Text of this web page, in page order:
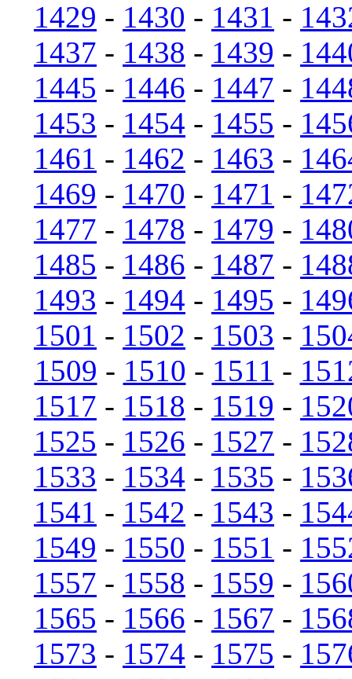
1429 - 1430 - 1431 -
1437 - 1438 - 1439 -
1445 - 1446 - 1447 -
1453 - 1454 - 1455 -
1461 - 1462 - 1463 -
1469 - 1470 - 1471 -
1477 - 1478 - 1479 -
1485 - 1486 - 1487 -
1493 - 1494 - 1495 -
1501 - 1502 - 1503 -
1509 - 1510 - 1511 -
1517 - 1518 - 1519 -
1525 - 1526 - 1527 -
1533 - 1534 - 1535 -
1541 - 1542 - 1543 -
1549 - 1550 - 1551 -
1557 - 1558 - 1559 -
1565 - 1566 - 1567 -
1573 - 1574 - 1575 -